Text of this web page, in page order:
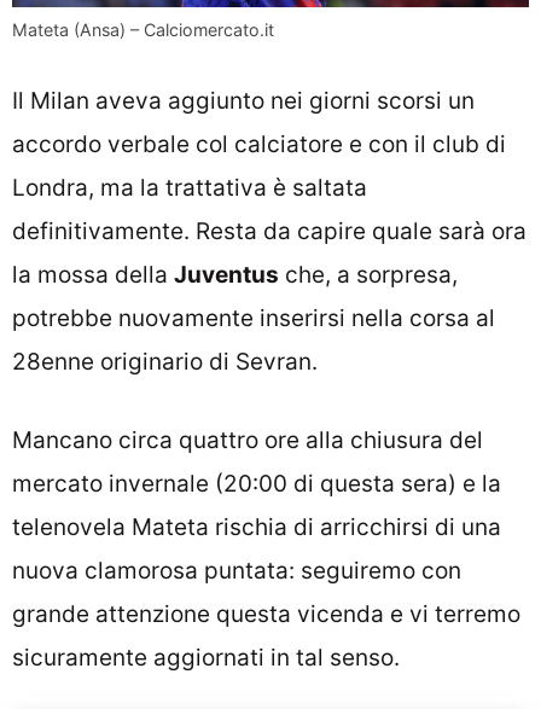
Mateta (Ansa) – Calciomercato.it
Il Milan aveva aggiunto nei giorni scorsi un
accordo verbale col calciatore e con il club di
Londra, ma la trattativa è saltata
definitivamente. Resta da capire quale sarà ora
la mossa della Juventus che, a sorpresa,
potrebbe nuovamente inserirsi nella corsa al
28enne originario di Sevran.
Mancano circa quattro ore alla chiusura del
mercato invernale (20:00 di questa sera) e la
telenovela Mateta rischia di arricchirsi di una
nuova clamorosa puntata: seguiremo con
grande attenzione questa vicenda e vi terremo
sicuramente aggiornati in tal senso.